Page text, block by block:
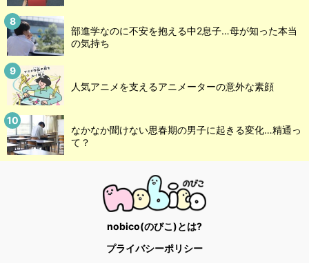
部進学なのに不安を抱える中2息子…母が知った本当
の気持ち
人気アニメを支えるアニメーターの意外な素顔
なかなか聞けない思春期の男子に起きる変化…精通っ
て？
nobico(のびこ)とは?
プライバシーポリシー